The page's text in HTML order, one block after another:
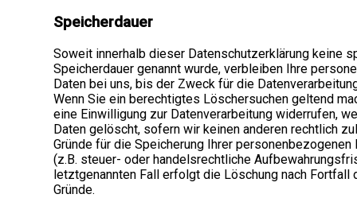
Speicherdauer
Soweit innerhalb dieser Datenschutzerklärung keine
Speicherdauer genannt wurde, verbleiben Ihre
Daten bei uns, bis der Zweck für die
Wenn Sie ein berechtigtes Löschersuchen geltend
eine Einwilligung zur Datenverarbeitung widerrufen,
Daten gelöscht, sofern wir keinen anderen rechtlich
Gründe für die Speicherung Ihrer personenbezogenen
(z.B. steuer- oder handelsrechtliche
letztgenannten Fall erfolgt die Löschung nach Fortfall
Gründe.